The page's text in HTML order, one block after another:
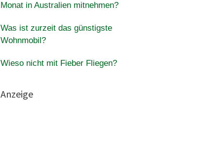
Monat in Australien mitnehmen?
Was ist zurzeit das günstigste
Wohnmobil?
Wieso nicht mit Fieber Fliegen?
Anzeige